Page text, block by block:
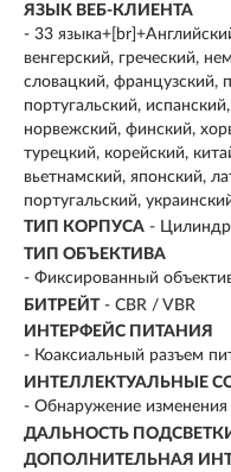
ЯЗЫК ВЕБ-КЛИЕНТА
- 33
венгерский, греческий,
словацкий, французский,
португальский,
норвежский, финский,
турецкий, корейский,
вьетнамский, японский,
португальский,
ТИП КОРПУСА -
ТИП ОБЪЕКТИВА
- Фиксированный
БИТРЕЙТ - CBR / VBR
ИНТЕРФЕЙС ПИТАНИЯ
- Коаксиальный разъем
ИНТЕЛЛЕКТУАЛЬНЫЕ
- Обнаружение
ДАЛЬНОСТЬ
ДОПОЛНИТЕЛЬНАЯ